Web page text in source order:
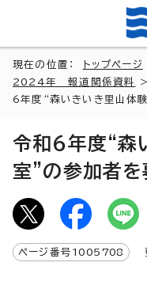
現在の位置： トップページ
2024年 報道関係資料
6年度“森いきいき里山体
令和6年度“森
室”の参加者を
ページ番号 1005708 更